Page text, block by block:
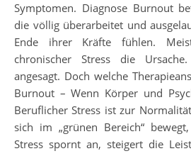
Symptomen. Diagnose Burnout
die völlig überarbeitet und
Ende ihrer Kräfte fühlen.
chronischer Stress die
angesagt. Doch welche
Burnout – Wenn Körper und
Beruflicher Stress ist zur
sich im „grünen Bereich“
Stress spornt an, steigert die